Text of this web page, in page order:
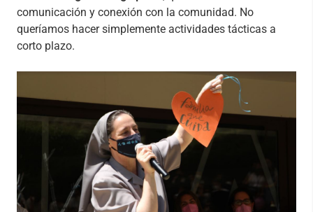
comunicación y conexión con la comunidad. No
queríamos hacer simplemente actividades tácticas a
corto plazo.